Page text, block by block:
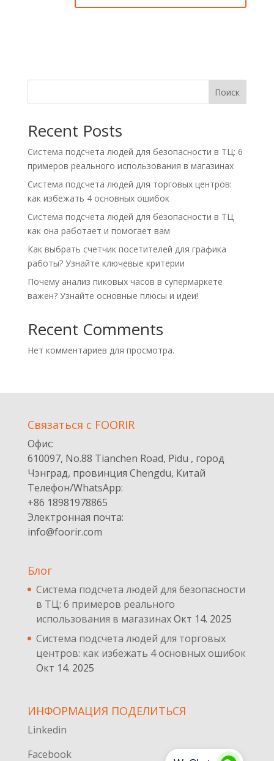
Поиск
Recent Posts
Система подсчета людей для безопасности в ТЦ: 6
примеров реального использования в магазинах
Система подсчета людей для торговых центров:
как избежать 4 основных ошибок
Система подсчета людей для безопасности в ТЦ
как она работает и помогает вам
Как выбрать счетчик посетителей для графика
работы? Узнайте ключевые критерии
Почему анализ пиковых часов в супермаркете
важен? Узнайте основные плюсы и идеи!
Recent Comments
Нет комментариев для просмотра.
Cвязаться с FOORIR
Офис:
610097, No.88 Tianchen Road, Pidu , город
Чэнград, провинция Chengdu, Китай
Телефон/WhatsApp:
+86 18981978865
Электронная почта:
info@foorir.com
Блог
Система подсчета людей для безопасности
в ТЦ: 6 примеров реального
использования в магазинахОкт 14. 2025
Система подсчета людей для торговых
центров: как избежать 4 основных ошибок
Окт 14. 2025
ИНФОРМАЦИЯ ПОДЕЛИТЬСЯ
Linkedin
Facebook